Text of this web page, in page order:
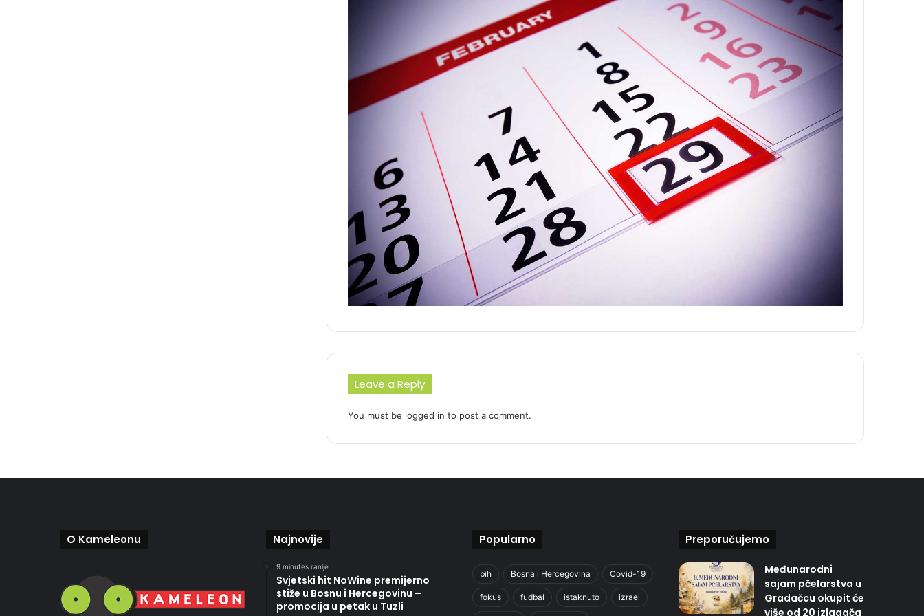
Leave a Reply
You must be logged in to post a comment.
O Kameleonu Najnovije
9 minutes ranije
Svjetski hit NoWine premijerno
stiže u Bosnu i Hercegovinu –
promocija u petak u Tuzli
Popularno
bih Bosna i Hercegovina Covid-19
fokus fudbal istaknuto izrael
Preporučujemo
Međunarodni
sajam pčelarstva u
Gradačcu okupit će
više od 20 izlagača